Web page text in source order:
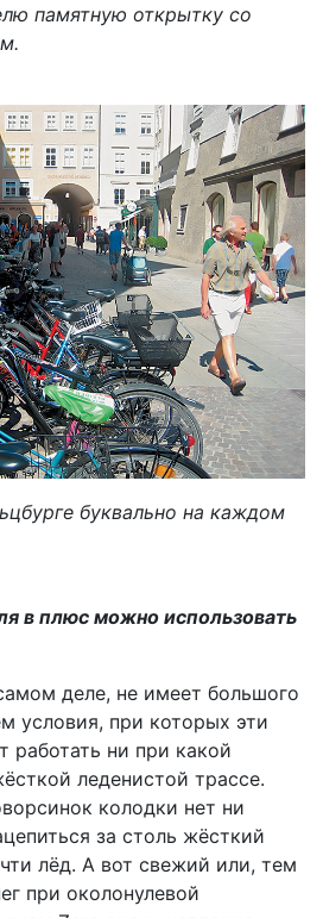
памятную открытку со
буквально на каждом
в плюс можно использовать
деле, не имеет большого
условия, при которых эти
работать ни при какой
леденистой трассе.
колодки нет ни
за столь жёсткий
лёд. А вот свежий или, тем
при околонулевой